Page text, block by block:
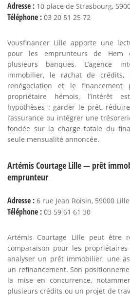
Adresse : 10 place de Strasbourg,
Téléphone : 03 20 51 25 72
Vousfinancer Lille apporte une
pour les emprunteurs de Hem
plusieurs banques. L’agence
immobilier, le rachat de crédits,
renégociation et le financement
propriétaire hémois, l’intérêt
hypothèses : garder le prêt,
l’assurance ou intégrer une
fondée sur la charge totale du
seule mensualité annoncée.
Artémis Courtage Lille — prêt
emprunteur
Adresse : 6 rue Jean Roisin, 59000 Lille
Téléphone : 03 59 61 61 30
Artémis Courtage Lille peut être
comparaison pour les
analyser un prêt immobilier, une
un refinancement. Son
la mise en concurrence,
plusieurs crédits ou un projet de